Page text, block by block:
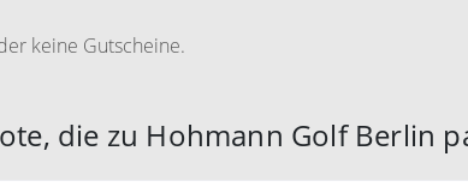
keine Gutscheine.
die zu Hohmann Golf Berlin